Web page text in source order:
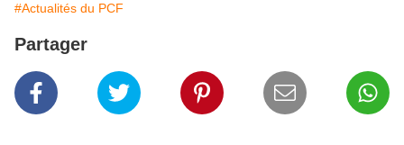
#Actualités du PCF
Partager